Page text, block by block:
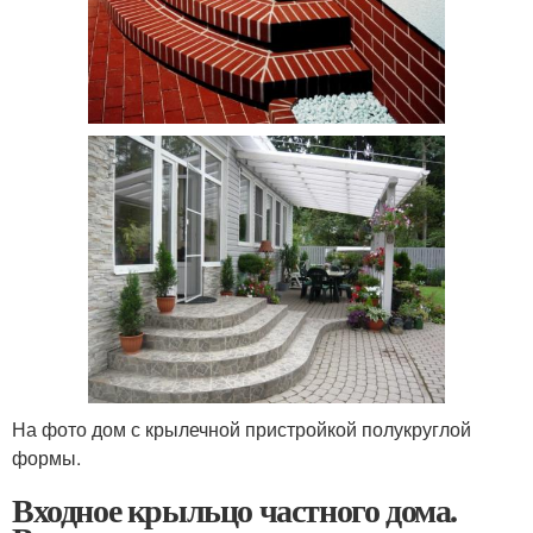
На фото дом с крылечной пристройкой полукруглой
формы.
Входное крыльцо частного дома.